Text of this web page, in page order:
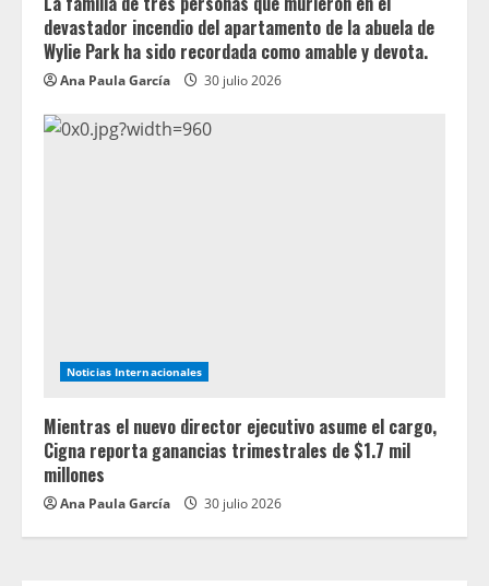
devastador incendio del apartamento de la abuela de
Wylie Park ha sido recordada como amable y devota.
Ana Paula García 30 julio 2026
Noticias Internacionales
Mientras el nuevo director ejecutivo asume el cargo,
Cigna reporta ganancias trimestrales de $1.7 mil
millones
Ana Paula García 30 julio 2026